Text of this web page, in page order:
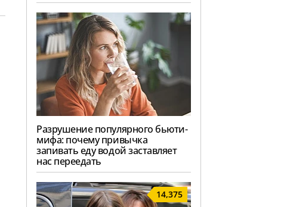
Разрушение популярного бьюти-
мифа: почему привычка
запивать еду водой заставляет
нас переедать
14,375